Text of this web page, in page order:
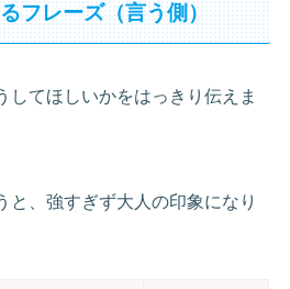
フレーズ（言う側）
してほしいかをはっきり伝えま
と、強すぎず大人の印象になり